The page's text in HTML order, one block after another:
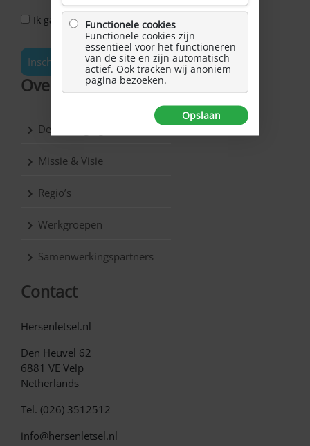
Ik ga akkoord met het Privacy Statement *
Inschrijven
Over Hersenletsel.nl
De vereniging
Missie & Visie
Regio’s
Werkgroepen
Samenwerkingspartners
Contact
Hersenletsel.nl
Den Heuvel 62
6881 VE Velp
Netherlands
Tel. (026) 3512512
info@hersenletsel.nl
Functionele cookies
Functionele cookies zijn
essentieel voor het functioneren
van de site en zijn automatisch
actief. Ook tracken wij anoniem
pagina bezoeken.
Opslaan